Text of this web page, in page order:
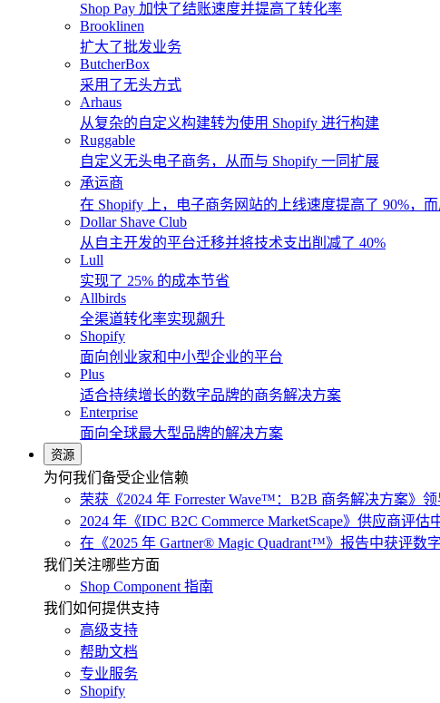
Shop Pay 加快了结账速度并提高了转化率
Brooklinen
扩大了批发业务
ButcherBox
采用了无头方式
Arhaus
从复杂的自定义构建转为使用 Shopify 进行构建
Ruggable
自定义无头电子商务，从而与 Shopify 一同扩展
承运商
在 Shopify 上，电子商务网站的上线速度提高了 90%，
Dollar Shave Club
从自主开发的平台迁移并将技术支出削减了 40%
Lull
实现了 25% 的成本节省
Allbirds
全渠道转化率实现飙升
Shopify
面向创业家和中小型企业的平台
Plus
适合持续增长的数字品牌的商务解决方案
Enterprise
面向全球最大型品牌的解决方案
资源
为何我们备受企业信赖
荣获《2024 年 Forrester Wave™：B2B 商务解决方案》
2024 年《IDC B2C Commerce MarketScape》供应商评估
在《2025 年 Gartner® Magic Quadrant™》报告中获评数
我们关注哪些方面
Shop Component 指南
我们如何提供支持
高级支持
帮助文档
专业服务
Shopify